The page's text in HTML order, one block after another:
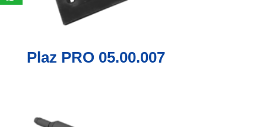
Plaz PRO 05.00.007